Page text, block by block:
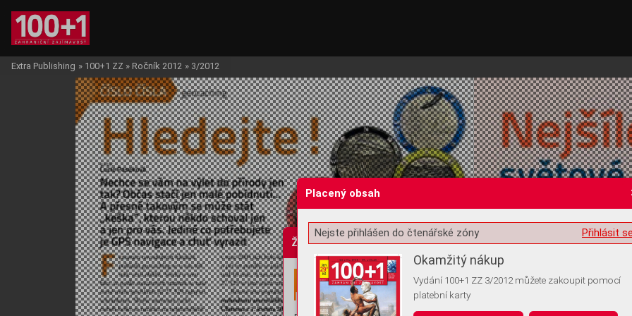
Žádost o souhlas s ukládáním volitelných informací
Extra Publishing » 100+1 ZZ » Ročník 2012 » 3/2012
Placený obsah
Přihlásit
Nejste přihlášen do čtenářské zóny
Okamžitý nákup
Vydání 100+1 ZZ 3/2012 můžete zakoupit pomocí
platební karty